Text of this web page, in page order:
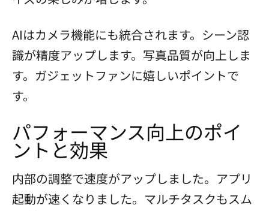
AIはカメラ機能にも統合されます。シーン認
識が精度アップします。写真品質が向上しま
す。ガジェットファンに嬉しいポイントで
す。
パフォーマンス向上のポイ
ントと効果
内部の調整で速度がアップしました。アプリ
起動が速くなりました。マルチタスクもスム